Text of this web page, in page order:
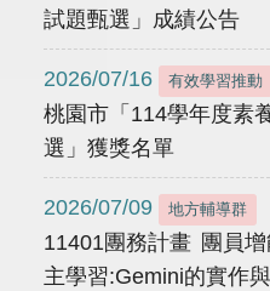
試題甄選」成績公告
2026/07/16 有效學習推動
桃園市「114學年度素
選」獲獎名單
2026/07/09 地方輔導群
11401團務計畫 團員
主學習:Gemini的實作